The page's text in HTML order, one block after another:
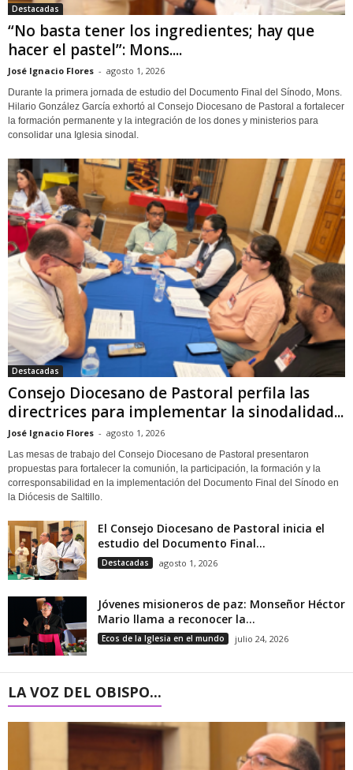
Destacadas
“No basta tener los ingredientes; hay que
hacer el pastel”: Mons....
José Ignacio Flores - agosto 1, 2026
Durante la primera jornada de estudio del Documento Final del Sínodo, Mons.
Hilario González García exhortó al Consejo Diocesano de Pastoral a fortalecer
la formación permanente y la integración de los dones y ministerios para
consolidar una Iglesia sinodal.
Destacadas
Consejo Diocesano de Pastoral perfila las
directrices para implementar la sinodalidad...
José Ignacio Flores - agosto 1, 2026
Las mesas de trabajo del Consejo Diocesano de Pastoral presentaron
propuestas para fortalecer la comunión, la participación, la formación y la
corresponsabilidad en la implementación del Documento Final del Sínodo en
la Diócesis de Saltillo.
El Consejo Diocesano de Pastoral inicia el
estudio del Documento Final...
Destacadas agosto 1, 2026
Jóvenes misioneros de paz: Monseñor Héctor
Mario llama a reconocer la...
Ecos de la Iglesia en el mundo julio 24, 2026
LA VOZ DEL OBISPO...